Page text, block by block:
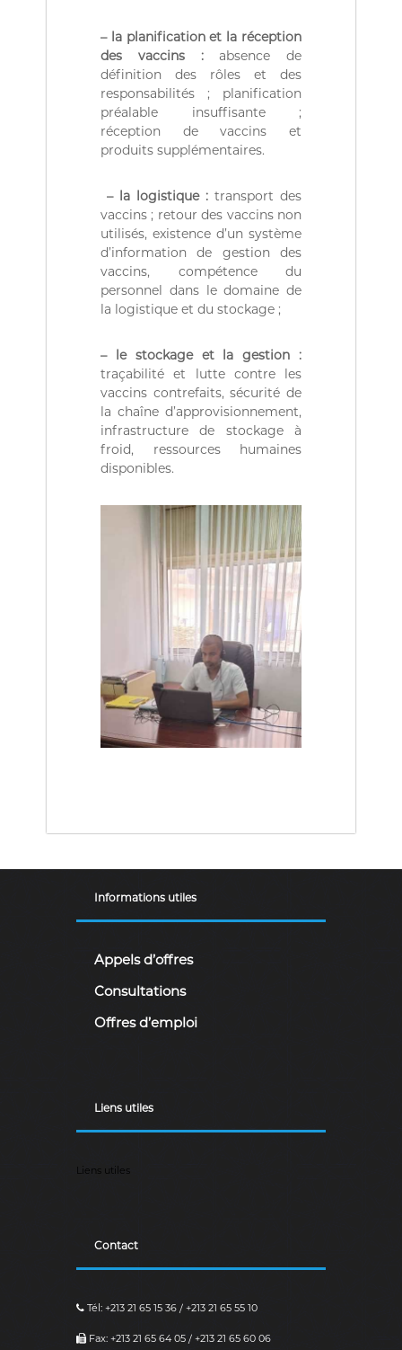
e
t
P
o
p
a
e
.
– la planification et la réception
des vaccins :absence de
définition des rôles et des
responsabilités ; planification
préalable insuffisante ;
réception de vaccins et
produits supplémentaires.
– la logistique : transport des
vaccins ; retour des vaccins non
utilisés, existence d’un système
d’information de gestion des
vaccins, compétence du
personnel dans le domaine de
la logistique et du stockage ;
– le stockage et la gestion :
traçabilité et lutte contre les
vaccins contrefaits, sécurité de
la chaîne d’approvisionnement,
infrastructure de stockage à
froid, ressources humaines
disponibles.
Informations utiles
Appels d’offres
Consultations
Offres d’emploi
Liens utiles
Liens utiles
Contact
Tél: +213 21 65 15 36 / +213 21 65 55 10
Fax: +213 21 65 64 05 / +213 21 65 60 06